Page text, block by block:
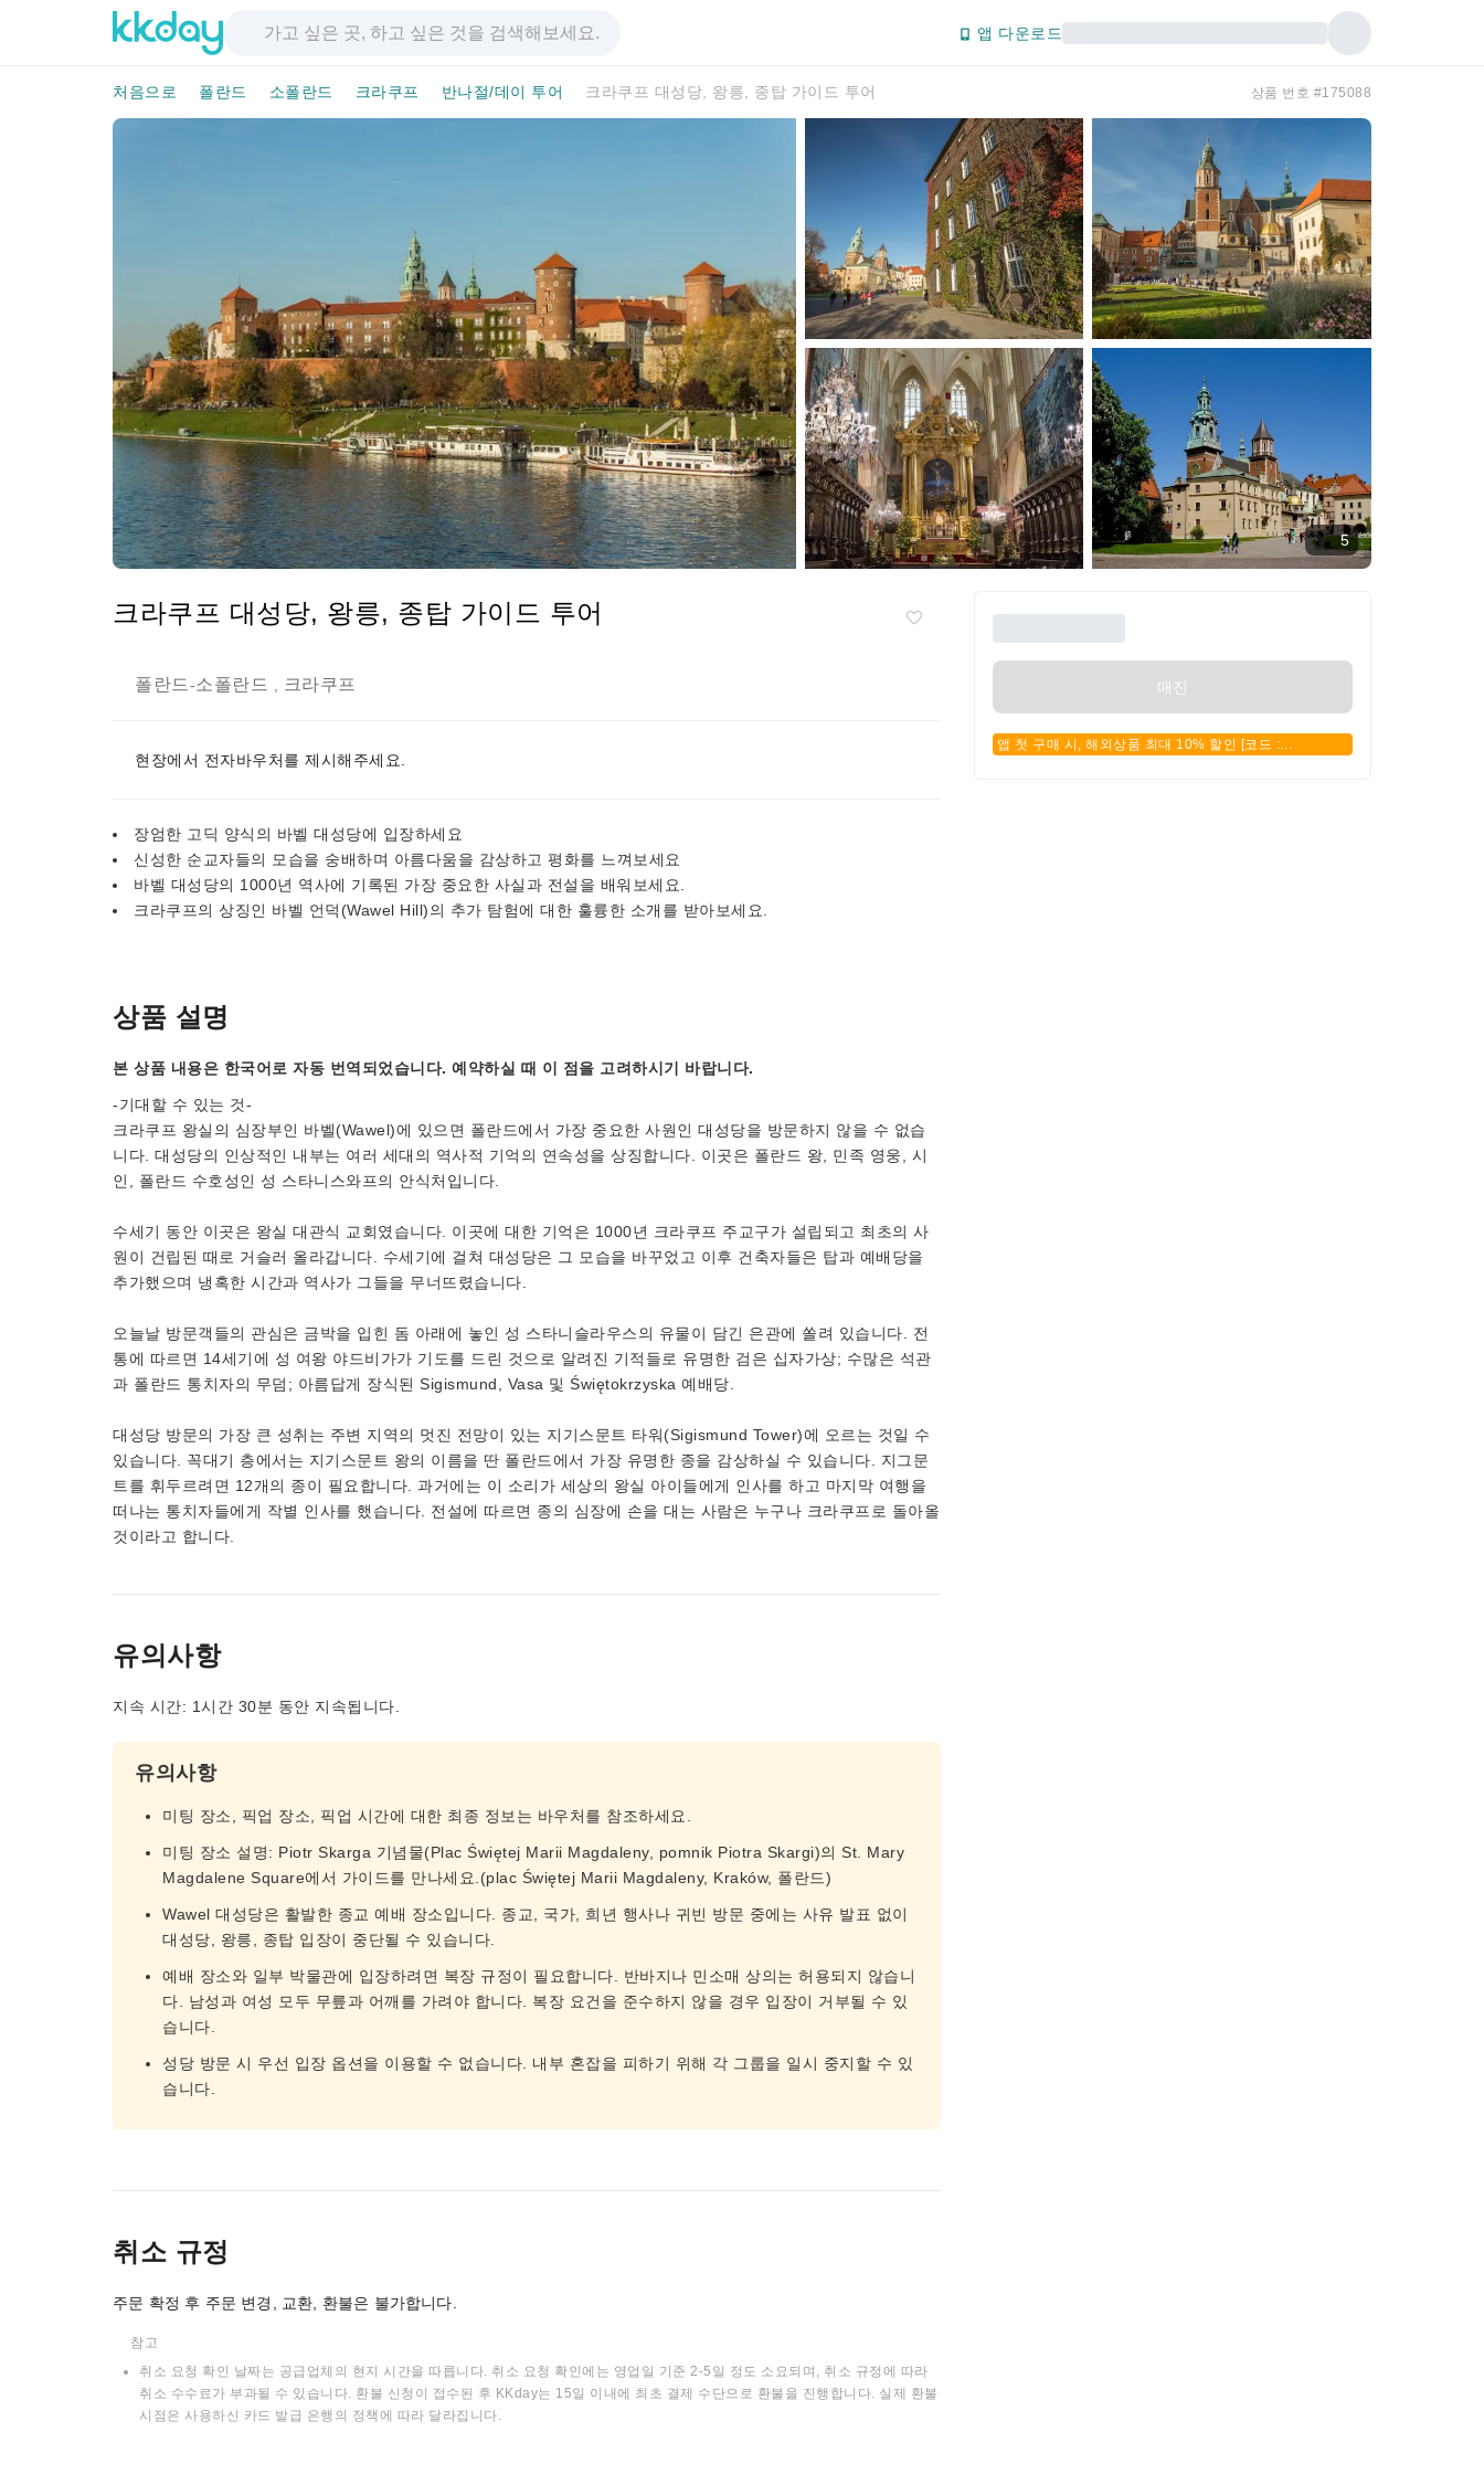
앱 다운로드
처음으로 폴란드 소폴란드 크라쿠프 반나절/데이 투어 크라쿠프 대성당, 왕릉, 종탑 가이드 투어 상품 번호 #175088
5
크라쿠프 대성당, 왕릉, 종탑 가이드 투어
폴란드-소폴란드 크라쿠프
현장에서 전자바우처를 제시해주세요.
장엄한 고딕 양식의 바벨 대성당에 입장하세요
신성한 순교자들의 모습을 숭배하며 아름다움을 감상하고 평화를 느껴보세요
바벨 대성당의 1000년 역사에 기록된 가장 중요한 사실과 전설을 배워보세요.
크라쿠프의 상징인 바벨 언덕(Wawel Hill)의 추가 탐험에 대한 훌륭한 소개를 받아보세요.
매진
앱 첫 구매 시, 해외상품 최대 10% 할인 [코드 :
상품 설명
본 상품 내용은 한국어로 자동 번역되었습니다. 예약하실 때 이 점을 고려하시기 바랍니다.
-기대할 수 있는 것-
크라쿠프 왕실의 심장부인 바벨(Wawel)에 있으면 폴란드에서 가장 중요한 사원인 대성당을 방문하지 않을 수 없습
니다. 대성당의 인상적인 내부는 여러 세대의 역사적 기억의 연속성을 상징합니다. 이곳은 폴란드 왕, 민족 영웅, 시
인, 폴란드 수호성인 성 스타니스와프의 안식처입니다.
수세기 동안 이곳은 왕실 대관식 교회였습니다. 이곳에 대한 기억은 1000년 크라쿠프 주교구가 설립되고 최초의 사
원이 건립된 때로 거슬러 올라갑니다. 수세기에 걸쳐 대성당은 그 모습을 바꾸었고 이후 건축자들은 탑과 예배당을
추가했으며 냉혹한 시간과 역사가 그들을 무너뜨렸습니다.
오늘날 방문객들의 관심은 금박을 입힌 돔 아래에 놓인 성 스타니슬라우스의 유물이 담긴 은관에 쏠려 있습니다. 전
통에 따르면 14세기에 성 여왕 야드비가가 기도를 드린 것으로 알려진 기적들로 유명한 검은 십자가상; 수많은 석관
과 폴란드 통치자의 무덤; 아름답게 장식된 Sigismund, Vasa 및 Świętokrzyska 예배당.
대성당 방문의 가장 큰 성취는 주변 지역의 멋진 전망이 있는 지기스문트 타워(Sigismund Tower)에 오르는 것일 수
있습니다. 꼭대기 층에서는 지기스문트 왕의 이름을 딴 폴란드에서 가장 유명한 종을 감상하실 수 있습니다. 지그문
트를 휘두르려면 12개의 종이 필요합니다. 과거에는 이 소리가 세상의 왕실 아이들에게 인사를 하고 마지막 여행을
떠나는 통치자들에게 작별 인사를 했습니다. 전설에 따르면 종의 심장에 손을 대는 사람은 누구나 크라쿠프로 돌아올
것이라고 합니다.
유의사항
지속 시간: 1시간 30분 동안 지속됩니다.
유의사항
미팅 장소, 픽업 장소, 픽업 시간에 대한 최종 정보는 바우처를 참조하세요.
미팅 장소 설명: Piotr Skarga 기념물(Plac Świętej Marii Magdaleny, pomnik Piotra Skargi)의 St. Mary
Magdalene Square에서 가이드를 만나세요.(plac Świętej Marii Magdaleny, Kraków, 폴란드)
Wawel 대성당은 활발한 종교 예배 장소입니다. 종교, 국가, 희년 행사나 귀빈 방문 중에는 사유 발표 없이
대성당, 왕릉, 종탑 입장이 중단될 수 있습니다.
예배 장소와 일부 박물관에 입장하려면 복장 규정이 필요합니다. 반바지나 민소매 상의는 허용되지 않습니
다. 남성과 여성 모두 무릎과 어깨를 가려야 합니다. 복장 요건을 준수하지 않을 경우 입장이 거부될 수 있
습니다.
성당 방문 시 우선 입장 옵션을 이용할 수 없습니다. 내부 혼잡을 피하기 위해 각 그룹을 일시 중지할 수 있
습니다.
취소 규정
주문 확정 후 주문 변경, 교환, 환불은 불가합니다.
참고
취소 요청 확인 날짜는 공급업체의 현지 시간을 따릅니다. 취소 요청 확인에는 영업일 기준 2-5일 정도 소요되며, 취소 규정에 따라
취소 수수료가 부과될 수 있습니다. 환불 신청이 접수된 후 KKday는 15일 이내에 최초 결제 수단으로 환불을 진행합니다. 실제 환불
시점은 사용하신 카드 발급 은행의 정책에 따라 달라집니다.